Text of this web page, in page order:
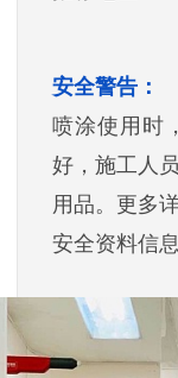
安全警告：
喷涂使用时
好，施工人
用品。更多
安全资料信息